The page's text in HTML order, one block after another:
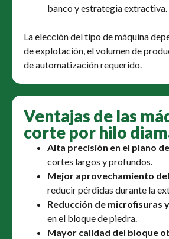
banco y estrategia extractiva.
La elección del tipo de máquina
de explotación, el volumen de
de automatización requerido.
Ventajas de las
corte por hilo
Alta precisión en el plano
cortes largos y profundos.
Mejor aprovechamiento
reducir pérdidas durante la
Reducción de microfisuras
en el bloque de piedra.
Mayor calidad del bloque